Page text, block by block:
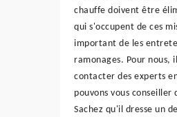
chauffe doivent être
qui s'occupent de ces
important de les
ramonages. Pour nous,
contacter des experts
pouvons vous conseiller
Sachez qu'il dresse un